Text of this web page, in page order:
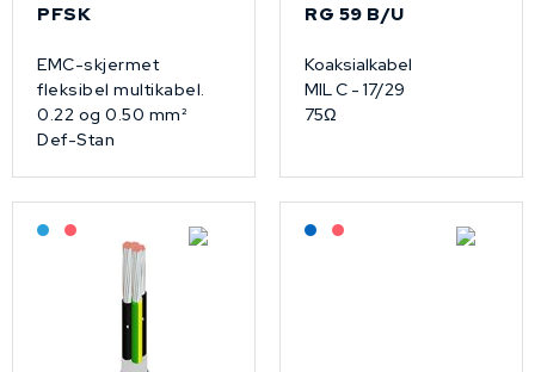
PFSK
EMC-skjermet
fleksibel multikabel.
0.22 og 0.50 mm²
Def-Stan
RG 59 B/U
Koaksialkabel
MIL C - 17/29
75Ω
Bestilling: 2-3 uker
På forespørsel Lagerført: NEK Kabel
På forespørsel